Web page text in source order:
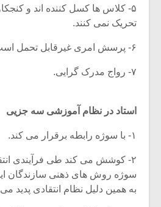
۵- کلاس ها کسل کننده اند و
تحریک نمی کنند.
۶- پرسش امری غیرقابل تحمل است.
۷- رواج مدرک گرایی.
استاد در نظام آموزشی سه جزیی
۱- با سوژه رابطه برقرار می کند.
۲- کوشش می کند طی فرآیندی
سوژه روش های ذهنی سازندگان
به همین دلیل نظام انتقادی پدید
میکلوش روژا